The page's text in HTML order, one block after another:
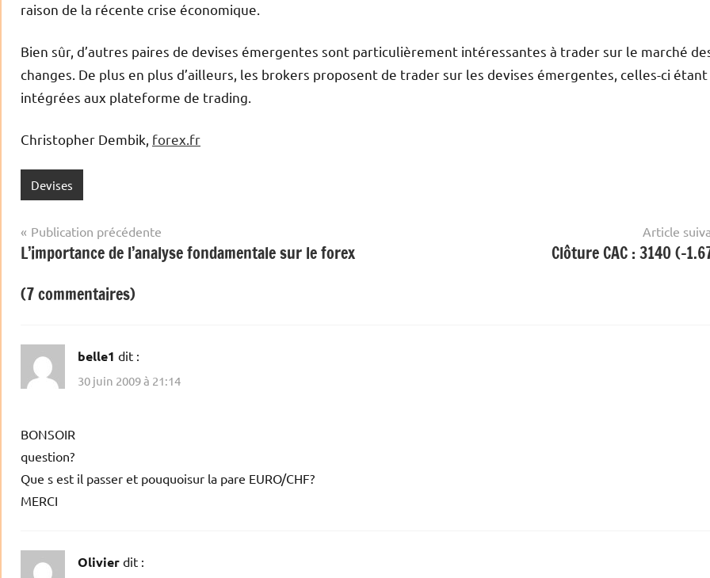
raison de la récente crise économique.
Bien sûr, d’autres paires de devises émergentes sont particulièrement intéressantes à trader sur le marché
changes. De plus en plus d’ailleurs, les brokers proposent de trader sur les devises émergentes, celles-ci étant
intégrées aux plateforme de trading.
Christopher Dembik, forex.fr
Devises
Navigation
de
l’article
Publication précédente
L’importance de l’analyse fondamentale sur le forex
Article
Clôture CAC : 3140 (-
(7 commentaires)
belle1 dit :
30 juin 2009 à 21:14
BONSOIR
question?
Que s est il passer et pouquoisur la pare EURO/CHF?
MERCI
Olivier dit :